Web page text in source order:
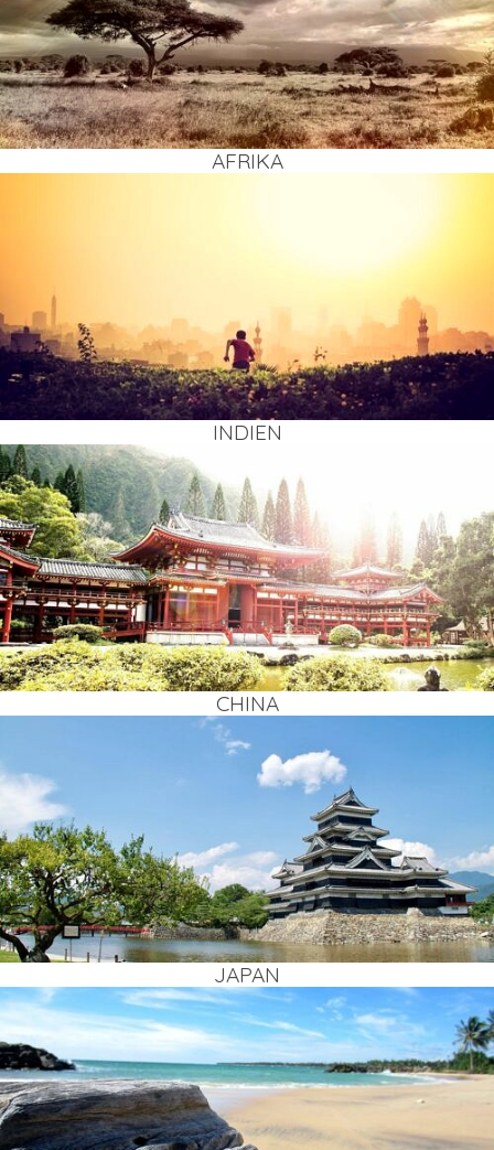
AFRI­KA
INDI­EN
CHI­NA
JAPAN